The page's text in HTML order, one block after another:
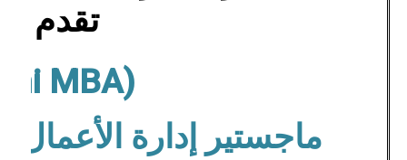
تقدم
MBA)
ماجستير إدارة